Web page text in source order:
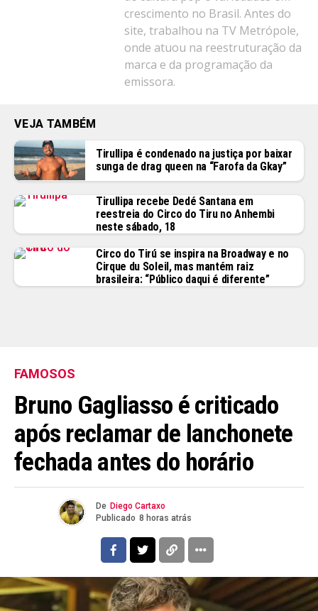
crescimento no Brasil. Antes do
site, trabalhou na TV Metrópole,
onde atuou na reestruturação da
marca e da programação da
emissora.
VEJA TAMBÉM
Tirullipa é condenado na justiça por baixar
sunga de drag queen na “Farofa da Gkay”
Tirullipa recebe Dedé Santana em
reestreia do Circo do Tiru no Anhembi
neste sábado, 18
Circo do Tirú se inspira na Broadway e no
Cirque du Soleil, mas mantém raiz
brasileira: “Público daqui é diferente”
FAMOSOS
Bruno Gagliasso é criticado
após reclamar de lanchonete
fechada antes do horário
De Diego Cartaxo
Publicado 8 horas atrás